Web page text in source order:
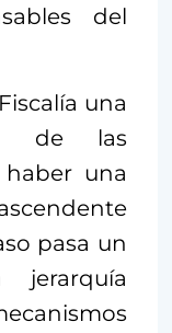
del
una
de las
haber una
pasa un